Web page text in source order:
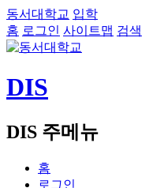
동서대학교 입학
홈 로그인 사이트맵 검색
DIS
DIS 주메뉴
홈
로그인